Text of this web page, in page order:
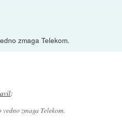
zmaga Telekom.
:
zmaga Telekom.